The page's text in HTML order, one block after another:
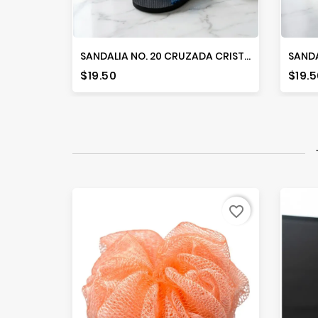
SANDALIA NO. 20 CRUZADA CRISTAL
Precio
$19.50
favorite_border